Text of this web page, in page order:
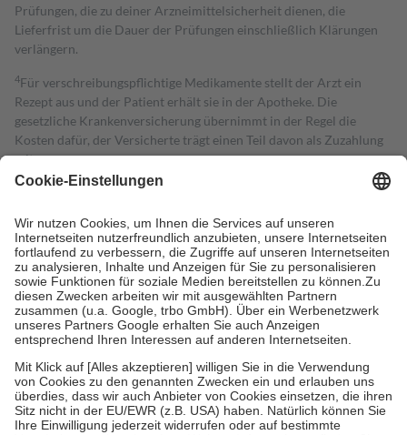
Prüfungen, die zu deiner Arzneimittelsicherheit dienen, die
Lieferfrist um die Dauer der Prüfungen einschließlich Klärungen
verlängern.
4Für verschreibungspflichtige Medikamente stellt der Arzt ein
Rezept aus und der Patient erhält sie in der Apotheke. Die
gesetzliche Krankenversicherung übernimmt in der Regel die
Kosten dafür, der Versicherte trägt einen Teil davon als Zuzahlung
mit.
Grundsätzlich leisten Mitglieder Zuzahlungen in Höhe von zehn
höchstens zehn Euro.
Es sind jedoch nie mehr als die tatsächlichen
Kosten der Leistung zu entrichten.
Diese Regeln gelten grundsätzlich auch für Online-Apotheken.
Bei Heilmitteln und häuslicher Krankenpflege beträgt die
Zuzahlung zehn Prozent der Kosten sowie zehn Euro je
Verordnung.
Um das Engagement der Versicherten für ihre eigene Gesundheit zu
stärken und die besondere Stellung der Familie zu unterstützen,
fallenkeine Zuzahlungenan bei:
• Kindern und Jugendlichen bis zum vollendeten 18. Lebensjahr
mit Ausnahme der Fahrkosten
• Untersuchungen zur Vorsorge und Früherkennung, die von der